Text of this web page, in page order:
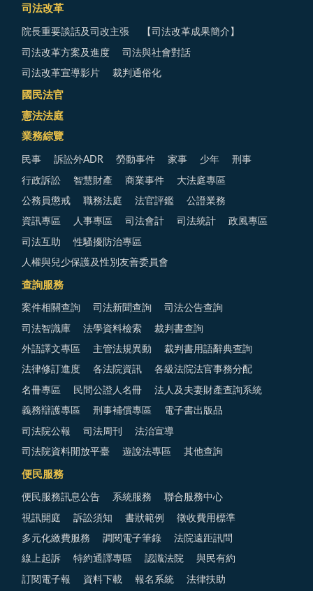
司法改革
院長重要談話及司改主張 【司法改革成果簡介】
司法改革方案及進度 司法與社會對話
司法改革宣導影片 裁判通俗化
國民法官
憲法法庭
業務綜覽
民事 訴訟外ADR 勞動事件 家事 少年 刑事
行政訴訟 智慧財產 商業事件 大法庭專區
公務員懲戒 職務法庭 法官評鑑 公證業務
資訊專區 人事專區 司法會計 司法統計 政風專區
司法互助 性騷擾防治專區
人權與兒少保護及性別友善委員會
查詢服務
案件相關查詢 司法新聞查詢 司法公告查詢
司法智識庫 法學資料檢索 裁判書查詢
外語譯文專區 主管法規異動 裁判書用語辭典查詢
法律修訂進度 各法院資訊 各級法院法官事務分配
名冊專區 民間公證人名冊 法人及夫妻財產查詢系統
義務辯護專區 刑事補償專區 電子書出版品
司法院公報 司法周刊 法治宣導
司法院資料開放平臺 遊說法專區 其他查詢
便民服務
便民服務訊息公告 系統服務 聯合服務中心
視訊開庭 訴訟須知 書狀範例 徵收費用標準
多元化繳費服務 調閱電子筆錄 法院遠距訊問
線上起訴 特約通譯專區 認識法院 與民有約
訂閱電子報 資料下載 報名系統 法律扶助